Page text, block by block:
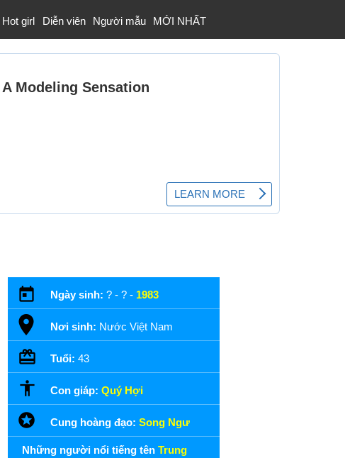
Hot girl Diễn viên Người mẫu MỚI NHẤT
Ngày sinh: ? - ? - 1983
Nơi sinh: Nước Việt Nam
Tuổi: 43
Con giáp: Quý Hợi
Cung hoàng đạo: Song Ngư
Những người nổi tiếng tên Trung